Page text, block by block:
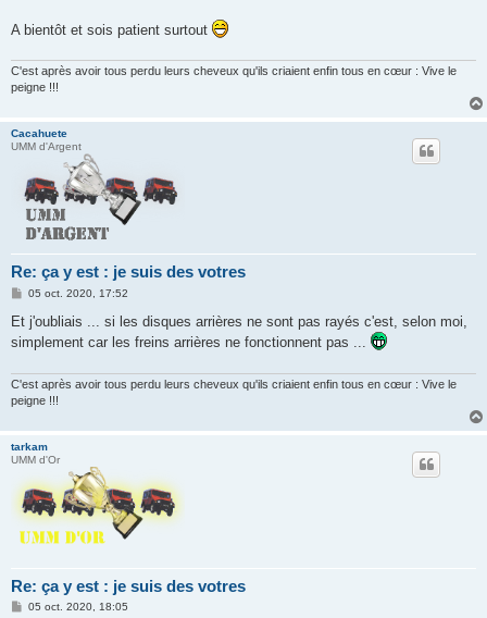
A bientôt et sois patient surtout
C'est après avoir tous perdu leurs cheveux qu'ils criaient enfin tous en cœur : Vive le
peigne !!!
Cacahuete
UMM d'Argent
Re: ça y est : je suis des votres
M
s
s
a
05 oct. 2020, 17:52
Et j'oubliais ... si les disques arrières ne sont pas rayés c'est, selon moi,
simplement car les freins arrières ne fonctionnent pas ...
C'est après avoir tous perdu leurs cheveux qu'ils criaient enfin tous en cœur : Vive le
peigne !!!
tarkam
UMM d'Or
Re: ça y est : je suis des votres
M05 oct. 2020, 18:05